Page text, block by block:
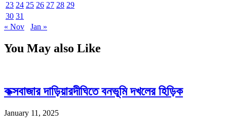
23 24 25 26 27 28 29
30 31
« Nov
Jan »
You May also Like
কক্সবাজার দাড়িয়ারদীঘিতে বনভূমি দখলের হিড়িক
January 11, 2025